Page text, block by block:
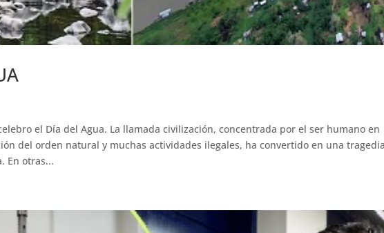
el Día del Agua. La llamada civilización, concentrada por el ser humano en
del orden natural y muchas actividades ilegales, ha convertido en una
En otras...